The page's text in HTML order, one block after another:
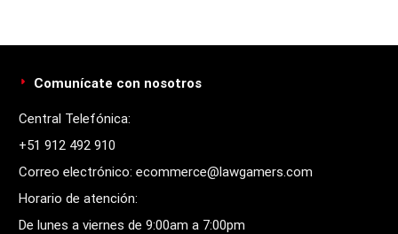
Comunícate con nosotros
Central Telefónica:
+51 912 492 910
Correo electrónico: ecommerce@lawgamers.com
Horario de atención:
De lunes a viernes de 9:00am a 7:00pm